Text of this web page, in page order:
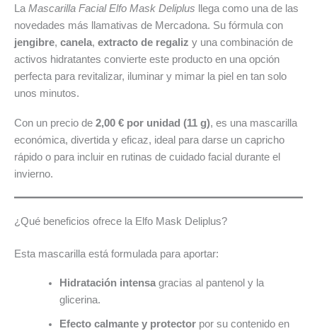
LaMascarilla Facial Elfo Mask Deliplus llega como una de las
novedades más llamativas de Mercadona. Su fórmula con
jengibre, canela, extracto de regaliz y una combinación de
activos hidratantes convierte este producto en una opción
perfecta para revitalizar, iluminar y mimar la piel en tan solo
unos minutos.
Con un precio de 2,00 € por unidad (11 g), es una mascarilla
económica, divertida y eficaz, ideal para darse un capricho
rápido o para incluir en rutinas de cuidado facial durante el
invierno.
¿Qué beneficios ofrece la Elfo Mask Deliplus?
Esta mascarilla está formulada para aportar:
Hidratación intensagracias al pantenol y la
glicerina.
Efecto calmante y protectorpor su contenido en
picada
de
cerdo
con
un
de
descuento
2026:
ofertas
en
pescado,
carne,
y
mucho
más
su
precio
mínimo
histórico
por
€
hoy
7
Bazar
del
mes
2026:
hogar
las
de